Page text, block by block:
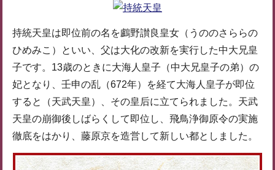
持統天皇は即位前の名を鸕野讃良皇女（うののさららの
ひめみこ）といい、父は大化の改新を実行した中大兄皇
子です。13歳のときに大海人皇子（中大兄皇子の弟）の
妃となり、壬申の乱（672年）を経て大海人皇子が即位
すると（天武天皇）、その皇后に立てられました。天武
天皇の崩御後しばらくして即位し、飛鳥浄御原令の実施
徹底をはかり、藤原京を造営して新しい都としました。